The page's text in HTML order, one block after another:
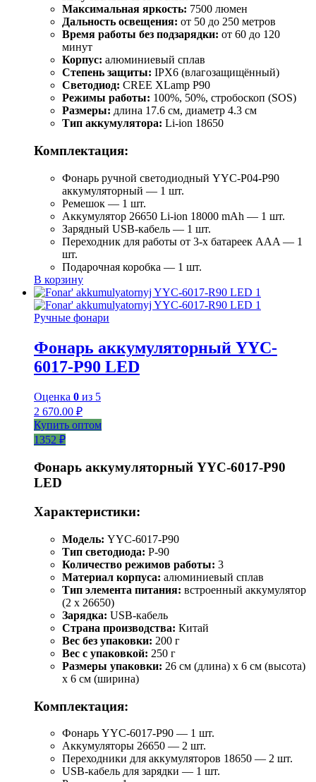
Максимальная яркость: 7500 люмен
Дальность освещения: от 50 до 250 метров
Время работы без подзарядки: от 60 до 120
минут
Корпус: алюминиевый сплав
Степень защиты: IPX6 (влагозащищённый)
Светодиод: CREE XLamp P90
Режимы работы: 100%, 50%, стробоскоп (SOS)
Размеры: длина 17.6 см, диаметр 4.3 см
Тип аккумулятора: Li-ion 18650
Комплектация:
Фонарь ручной светодиодный YYC-Р04-Р90
аккумуляторный — 1 шт.
Ремешок — 1 шт.
Аккумулятор 26650 Li-ion 18000 mAh — 1 шт.
Зарядный USB-кабель — 1 шт.
Переходник для работы от 3-х батареек AAA — 1
шт.
Подарочная коробка — 1 шт.
В корзину
Ручные фонари
Фонарь аккумуляторный YYC-
6017-Р90 LED
Оценка 0 из 5
2 670.00 ₽
Купить оптом
1352 ₽
Фонарь аккумуляторный YYC-6017-P90
LED
Характеристики:
Модель: YYC-6017-P90
Тип светодиода: P-90
Количество режимов работы: 3
Материал корпуса: алюминиевый сплав
Тип элемента питания: встроенный аккумулятор
(2 x 26650)
Зарядка: USB-кабель
Страна производства: Китай
Вес без упаковки: 200 г
Вес с упаковкой: 250 г
Размеры упаковки: 26 см (длина) x 6 см (высота)
x 6 см (ширина)
Комплектация:
Фонарь YYC-6017-P90 — 1 шт.
Аккумуляторы 26650 — 2 шт.
Переходники для аккумуляторов 18650 — 2 шт.
USB-кабель для зарядки — 1 шт.